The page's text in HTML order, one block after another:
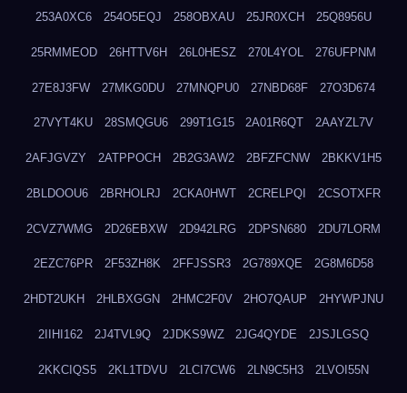
253A0XC6 254O5EQJ 258OBXAU 25JR0XCH 25Q8956U
25RMMEOD 26HTTV6H 26L0HESZ 270L4YOL 276UFPNM
27E8J3FW 27MKG0DU 27MNQPU0 27NBD68F 27O3D674
27VYT4KU 28SMQGU6 299T1G15 2A01R6QT 2AAYZL7V
2AFJGVZY 2ATPPOCH 2B2G3AW2 2BFZFCNW 2BKKV1H5
2BLDOOU6 2BRHOLRJ 2CKA0HWT 2CRELPQI 2CSOTXFR
2CVZ7WMG 2D26EBXW 2D942LRG 2DPSN680 2DU7LORM
2EZC76PR 2F53ZH8K 2FFJSSR3 2G789XQE 2G8M6D58
2HDT2UKH 2HLBXGGN 2HMC2F0V 2HO7QAUP 2HYWPJNU
2IIHI162 2J4TVL9Q 2JDKS9WZ 2JG4QYDE 2JSJLGSQ
2KKCIQS5 2KL1TDVU 2LCI7CW6 2LN9C5H3 2LVOI55N